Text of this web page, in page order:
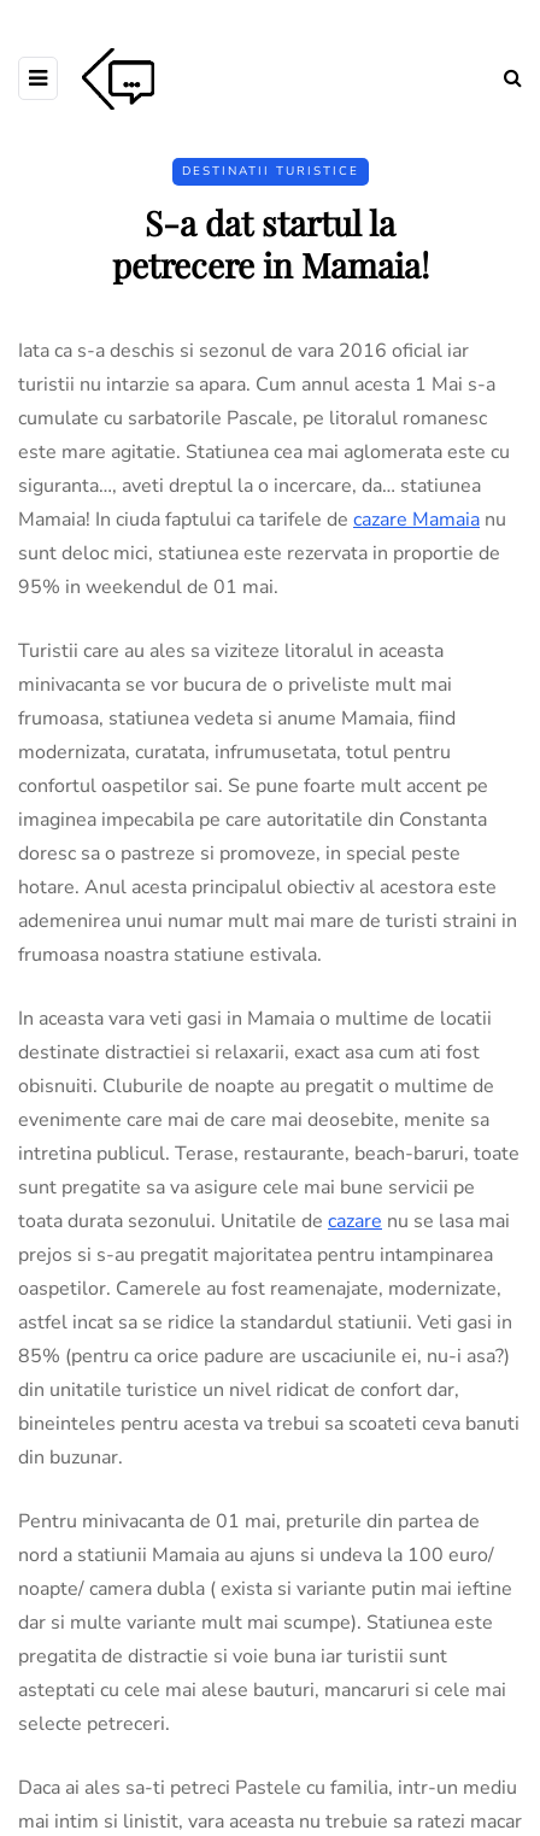
DESTINATII TURISTICE
S-a dat startul la
petrecere in Mamaia!
Iata ca s-a deschis si sezonul de vara 2016 oficial iar
turistii nu intarzie sa apara. Cum annul acesta 1 Mai s-a
cumulate cu sarbatorile Pascale, pe litoralul romanesc
este mare agitatie. Statiunea cea mai aglomerata este cu
siguranta…, aveti dreptul la o incercare, da… statiunea
Mamaia! In ciuda faptului ca tarifele de cazare Mamaia nu
sunt deloc mici, statiunea este rezervata in proportie de
95% in weekendul de 01 mai.
Turistii care au ales sa viziteze litoralul in aceasta
minivacanta se vor bucura de o priveliste mult mai
frumoasa, statiunea vedeta si anume Mamaia, fiind
modernizata, curatata, infrumusetata, totul pentru
confortul oaspetilor sai. Se pune foarte mult accent pe
imaginea impecabila pe care autoritatile din Constanta
doresc sa o pastreze si promoveze, in special peste
hotare. Anul acesta principalul obiectiv al acestora este
ademenirea unui numar mult mai mare de turisti straini in
frumoasa noastra statiune estivala.
In aceasta vara veti gasi in Mamaia o multime de locatii
destinate distractiei si relaxarii, exact asa cum ati fost
obisnuiti. Cluburile de noapte au pregatit o multime de
evenimente care mai de care mai deosebite, menite sa
intretina publicul. Terase, restaurante, beach-baruri, toate
sunt pregatite sa va asigure cele mai bune servicii pe
toata durata sezonului. Unitatile de cazare nu se lasa mai
prejos si s-au pregatit majoritatea pentru intampinarea
oaspetilor. Camerele au fost reamenajate, modernizate,
astfel incat sa se ridice la standardul statiunii. Veti gasi in
85% (pentru ca orice padure are uscaciunile ei, nu-i asa?)
din unitatile turistice un nivel ridicat de confort dar,
bineinteles pentru acesta va trebui sa scoateti ceva banuti
din buzunar.
Pentru minivacanta de 01 mai, preturile din partea de
nord a statiunii Mamaia au ajuns si undeva la 100 euro/
noapte/ camera dubla ( exista si variante putin mai ieftine
dar si multe variante mult mai scumpe). Statiunea este
pregatita de distractie si voie buna iar turistii sunt
asteptati cu cele mai alese bauturi, mancaruri si cele mai
selecte petreceri.
Daca ai ales sa-ti petreci Pastele cu familia, intr-un mediu
mai intim si linistit, vara aceasta nu trebuie sa ratezi macar